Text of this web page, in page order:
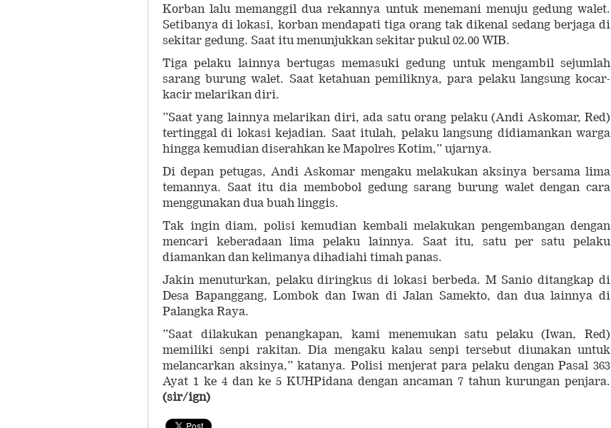
Korban lalu memanggil dua rekannya untuk menemani menuju gedung walet.
Setibanya di lokasi, korban mendapati tiga orang tak dikenal sedang berjaga di
sekitar gedung. Saat itu menunjukkan sekitar pukul 02.00 WIB.
Tiga pelaku lainnya bertugas memasuki gedung untuk mengambil sejumlah
sarang burung walet. Saat ketahuan pemiliknya, para pelaku langsung kocar-
kacir melarikan diri.
”Saat yang lainnya melarikan diri, ada satu orang pelaku (Andi Askomar, Red)
tertinggal di lokasi kejadian. Saat itulah, pelaku langsung didiamankan warga
hingga kemudian diserahkan ke Mapolres Kotim,” ujarnya.
Di depan petugas, Andi Askomar mengaku melakukan aksinya bersama lima
temannya. Saat itu dia membobol gedung sarang burung walet dengan cara
menggunakan dua buah linggis.
Tak ingin diam, polisi kemudian kembali melakukan pengembangan dengan
mencari keberadaan lima pelaku lainnya. Saat itu, satu per satu pelaku
diamankan dan kelimanya dihadiahi timah panas.
Jakin menuturkan, pelaku diringkus di lokasi berbeda. M Sanio ditangkap di
Desa Bapanggang, Lombok dan Iwan di Jalan Samekto, dan dua lainnya di
Palangka Raya.
”Saat dilakukan penangkapan, kami menemukan satu pelaku (Iwan, Red)
memiliki senpi rakitan. Dia mengaku kalau senpi tersebut diunakan untuk
melancarkan aksinya,” katanya. Polisi menjerat para pelaku dengan Pasal 363
Ayat 1 ke 4 dan ke 5 KUHPidana dengan ancaman 7 tahun kurungan penjara.
(sir/ign)